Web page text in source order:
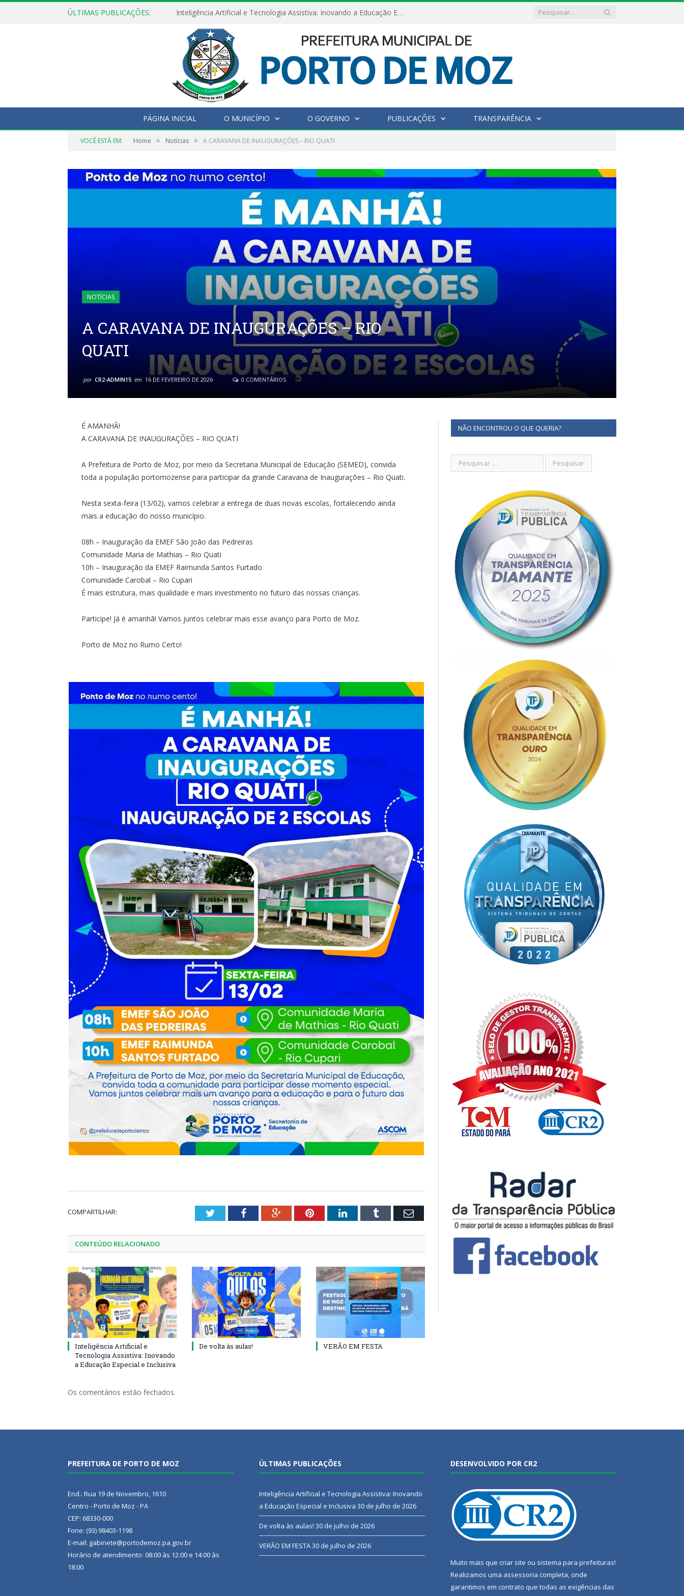
ÚLTIMAS PUBLICAÇÕES: Inteligência Artificial e Tecnologia Assistiva: Inovando a Educação Especial e Inclusiva
PÁGINA INICIAL O MUNICÍPIO O GOVERNO PUBLICAÇÕES TRANSPARÊNCIA
VOCÊ ESTÁ EM: Home » Notícias » A CARAVANA DE INAUGURAÇÕES – RIO QUATI
NOTÍCIAS
A CARAVANA DE INAUGURAÇÕES – RIO
QUATI
por CR2-ADMIN15 em 16 DE FEVEREIRO DE 2026 0 COMENTÁRIOS
É AMANHÃ!
A CARAVANA DE INAUGURAÇÕES – RIO QUATI
A Prefeitura de Porto de Moz, por meio da Secretaria Municipal de Educação (SEMED), convida
toda a população portomozense para participar da grande Caravana de Inaugurações – Rio Quati.
Nesta sexta-feira (13/02), vamos celebrar a entrega de duas novas escolas, fortalecendo ainda
mais a educação do nosso município.
08h – Inauguração da EMEF São João das Pedreiras
Comunidade Maria de Mathias – Rio Quati
10h – Inauguração da EMEF Raimunda Santos Furtado
Comunidade Carobal – Rio Cupari
É mais estrutura, mais qualidade e mais investimento no futuro das nossas crianças.
Participe! Já é amanhã! Vamos juntos celebrar mais esse avanço para Porto de Moz.
Porto de Moz no Rumo Certo!
COMPARTILHAR: TwitterFacebookGoogle+PinterestLinkedInTumblr Email
CONTEÚDO RELACIONADO
Inteligência Artificial e
Tecnologia Assistiva: Inovando
a Educação Especial e Inclusiva
De volta às aulas! VERÃO EM FESTA
Os comentários estão fechados.
NÃO ENCONTROU O QUE QUERIA?
PREFEITURA DE PORTO DE MOZ
End.: Rua 19 de Novembro, 1610
Centro - Porto de Moz - PA
CEP: 68330-000
Fone: (93) 98403-1198
E-mail: gabinete@portodemoz.pa.gov.br
Horário de atendimento: 08:00 às 12:00 e 14:00 às
18:00
ÚLTIMAS PUBLICAÇÕES
Inteligência Artificial e Tecnologia Assistiva: Inovando
a Educação Especial e Inclusiva 30 de julho de 2026
De volta às aulas! 30 de julho de 2026
VERÃO EM FESTA30 de julho de 2026
DESENVOLVIDO POR CR2
Muito mais que criar site ou sistema para prefeituras!
Realizamos uma assessoria completa, onde
garantimos em contrato que todas as exigências das